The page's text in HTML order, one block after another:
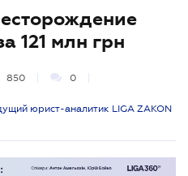
121 млн грн
850 0
юрист-аналитик LIGA ZAKON